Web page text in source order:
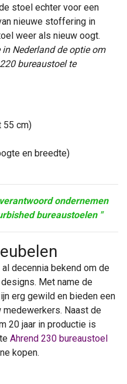
stoel echter voor een
nieuwe stoffering in
weer als nieuw oogt.
Nederland de optie om
bureaustoel te
55 cm)
en breedte)
ondernemen
bureaustoelen "
decennia bekend om de
Met name de
erg gewild en bieden een
Naast de
20 jaar in productie is
Ahrend 230 bureaustoel
kopen.